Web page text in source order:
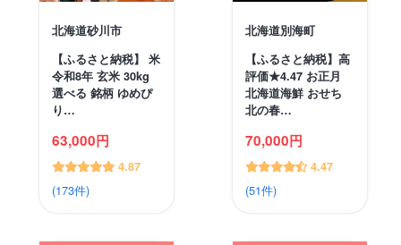
北海道砂川市
【ふるさと納税】 米
令和8年 玄米 30kg
選べる 銘柄 ゆめぴ
り…
63,000円
4.87
(173件)
北海道別海町
【ふるさと納税】高
評価★4.47 お正月
北海道海鮮 おせち
北の春…
70,000円
4.47
(51件)